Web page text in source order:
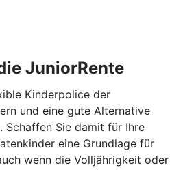
JuniorRente
Kinderpolice der
und eine gute Alternative
Schaffen Sie damit für Ihre
eine Grundlage für
wenn die Volljährigkeit oder